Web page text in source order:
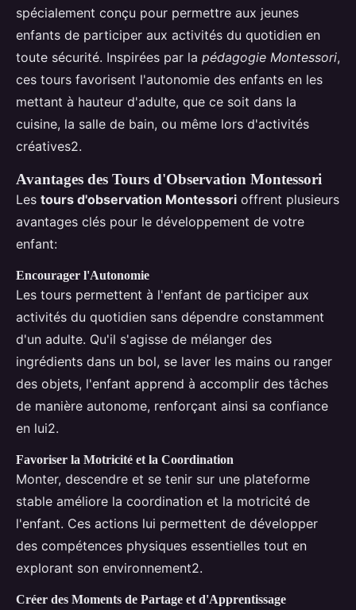
spécialement conçu pour permettre aux jeunes
enfants de participer aux activités du quotidien en
toute sécurité. Inspirées par la pédagogie Montessori,
ces tours favorisent l'autonomie des enfants en les
mettant à hauteur d'adulte, que ce soit dans la
cuisine, la salle de bain, ou même lors d'activités
créatives2.
Avantages des Tours d'Observation Montessori
Les tours d'observation Montessori offrent plusieurs
avantages clés pour le développement de votre
enfant:
Encourager l'Autonomie
Les tours permettent à l'enfant de participer aux
activités du quotidien sans dépendre constamment
d'un adulte. Qu'il s'agisse de mélanger des
ingrédients dans un bol, se laver les mains ou ranger
des objets, l'enfant apprend à accomplir des tâches
de manière autonome, renforçant ainsi sa confiance
en lui2.
Favoriser la Motricité et la Coordination
Monter, descendre et se tenir sur une plateforme
stable améliore la coordination et la motricité de
l'enfant. Ces actions lui permettent de développer
des compétences physiques essentielles tout en
explorant son environnement2.
Créer des Moments de Partage et d'Apprentissage